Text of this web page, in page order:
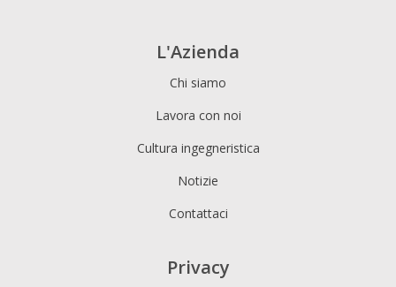
L'Azienda
Chi siamo
Lavora con noi
Cultura ingegneristica
Notizie
Contattaci
Privacy